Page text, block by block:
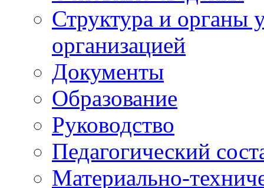
Структура и органы
организацией
Документы
Образование
Руководство
Педагогический
Материально-